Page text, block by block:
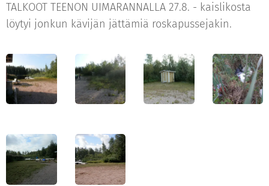
TALKOOT TEENON UIMARANNALLA 27.8. - kaislikosta
löytyi jonkun kävijän jättämiä roskapussejakin.